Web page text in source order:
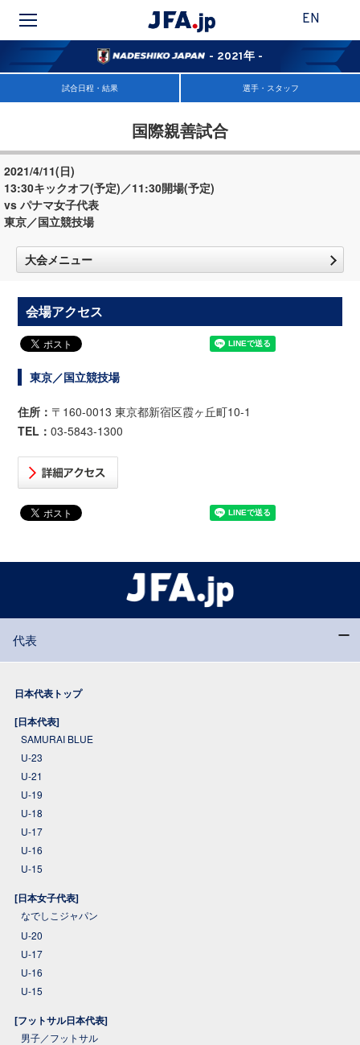
EN
- 2021年 -
試合日程・結果 選手・スタッフ
国際親善試合
2021/4/11(日)
13:30キックオフ(予定)／11:30開場(予定)
vs パナマ女子代表
東京／国立競技場
大会メニュー
会場アクセス
東京／国立競技場
住所： 〒160-0013 東京都新宿区霞ヶ丘町10-1
TEL：03-5843-1300
代表
日本代表トップ
[日本代表]
SAMURAI BLUE
U-23
U-21
U-19
U-18
U-17
U-16
U-15
[日本女子代表]
なでしこジャパン
U-20
U-17
U-16
U-15
[フットサル日本代表]
男子／フットサル